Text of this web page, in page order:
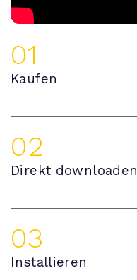
01
Kaufen
02
Direkt downloaden
03
Installieren